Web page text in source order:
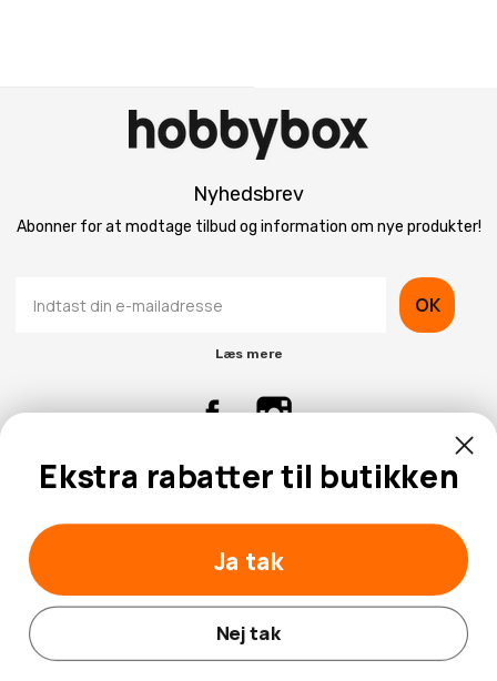
Nyhedsbrev
Abonner for at modtage tilbud og information om nye produkter!
OK
Læs mere
Kontaktinformation
Kundeservice
© 2026 Hobbybox.dk
Ekstra rabatter til butikken
Ja tak
Nej tak